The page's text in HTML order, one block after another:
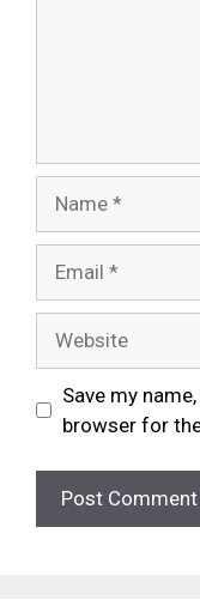
Save my
browser for